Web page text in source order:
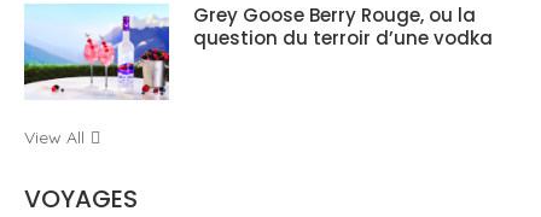
Grey Goose Berry Rouge, ou la
question du terroir d’une vodka
View All
VOYAGES